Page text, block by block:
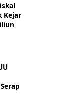
Kejar